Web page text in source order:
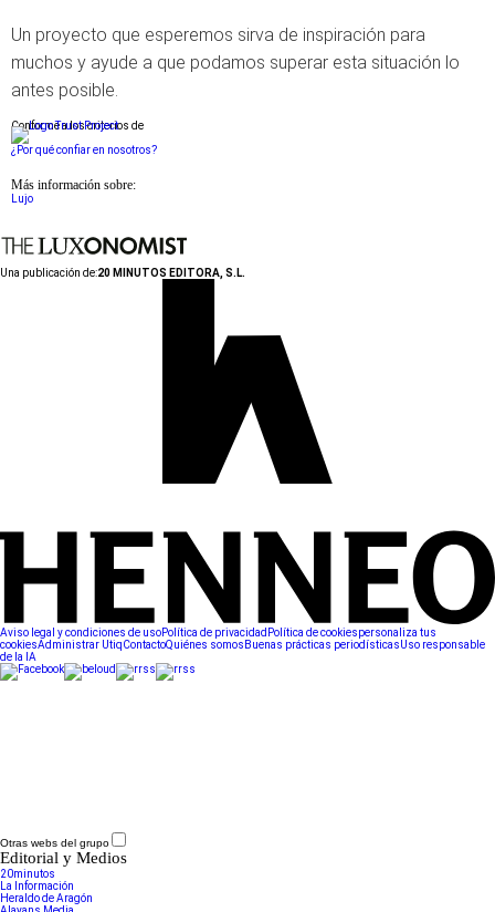
Un proyecto que esperemos sirva de inspiración para
muchos y ayude a que podamos superar esta situación lo
antes posible.
Conforme a los criterios de
¿Por qué confiar en nosotros?
Más información sobre:
Lujo
Una publicación de:20 MINUTOS EDITORA, S.L.
Aviso legal y condiciones de usoPolítica de privacidad Política de cookiespersonaliza tus
cookiesAdministrar UtiqContactoQuiénes somos Buenas prácticas periodísticasUso responsable
de la IA
Otras webs del grupo
Editorial y Medios
20minutos
La Información
Heraldo de Aragón